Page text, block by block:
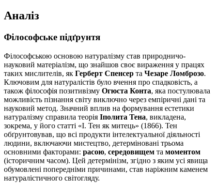
Аналіз
Філософське підґрунтя
Філософською основою натуралізму став природничо-
науковий матеріалізм, що знайшов своє вираження у працях
таких мислителів, як Герберт Спенсер та Чезаре Ломброзо.
Ключовим для натуралістів було вчення про спадковість, а
також філософія позитивізму Огюста Конта, яка постулювала
можливість пізнання світу виключно через емпіричні дані та
науковий метод. Значний вплив на формування естетики
натуралізму справила теорія Іполита Тена, викладена,
зокрема, у його статті «І. Тен як митець» (1866). Тен
обґрунтовував, що всі продукти інтелектуальної діяльності
людини, включаючи мистецтво, детерміновані трьома
основними факторами: расою, середовищем та моментом
(історичним часом). Цей детермінізм, згідно з яким усі явища
обумовлені попередніми причинами, став наріжним каменем
натуралістичного світогляду.